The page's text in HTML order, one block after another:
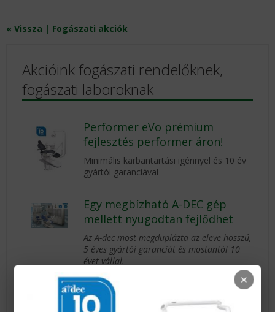
« Vissza | Fogászati akciók
Akcióink fogászati rendelőknek,
fogászati laboroknak
Performer eVo prémium
fejlesztés performer áron!
Minimális karbantartási igénnyel és 10 év
gyártói garanciával
Egy megbízható A-DEC gép
mellett nyugodtan fejlődhet
Az A-dec most megduplázta az eleve hosszú,
5 éves gyártói garanciát és mostantól 10
évet vállal.
Csak az a gyártó ad hosszú távú garanciát,
amelyik biztos a saját minőségében.
Ez az
A-dec.
×